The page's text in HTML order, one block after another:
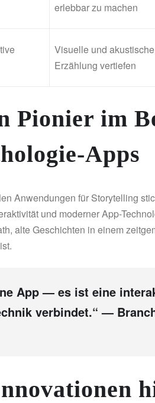
erlebbar zu machen
Visuelle und
Erzählung vertiefen
Pionier im
Apps
Anwendungen für Storytelling
und moderner App-
alte Geschichten in einem
App — es ist eine
verbindet.“ —